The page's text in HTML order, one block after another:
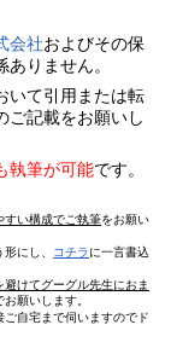
会社およびその保
りません。
いて引用または転
ご記載をお願いし
執筆が可能です。
すい構成でご執筆をお願い
にし、 コチラに一言書込
けてグーグル先生におま
願いします。
自宅まで伺いますのでド